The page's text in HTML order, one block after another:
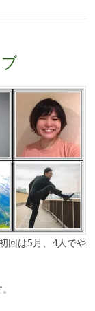
回は5月、4人でや